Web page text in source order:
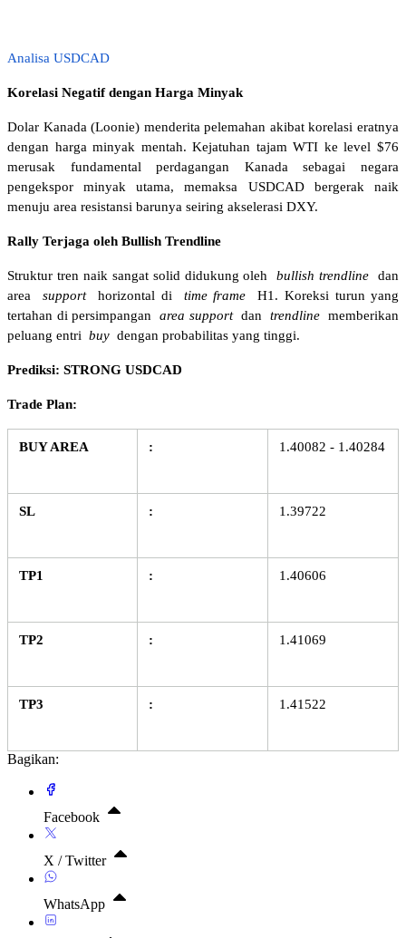
Analisa USDCAD
Korelasi Negatif dengan Harga Minyak
Dolar Kanada (Loonie) menderita pelemahan akibat korelasi eratnya
dengan harga minyak mentah. Kejatuhan tajam WTI ke level $76
merusak fundamental perdagangan Kanada sebagai negara
pengekspor minyak utama, memaksa USDCAD bergerak naik
menuju area resistansi barunya seiring akselerasi DXY.
Rally Terjaga oleh Bullish Trendline
Struktur tren naik sangat solid didukung oleh bullish trendline
dan
area
support horizontal di time frame
H1. Koreksi turun yang
tertahan di persimpangan
area support dan trendline memberikan
peluang entri buy dengan probabilitas yang tinggi.
Prediksi: STRONG USDCAD
Trade Plan:
BUY AREA : 1.40082 - 1.40284
SL : 1.39722
TP1 : 1.40606
TP2 : 1.41069
TP3 : 1.41522
Bagikan:
Facebook
X / Twitter
WhatsApp